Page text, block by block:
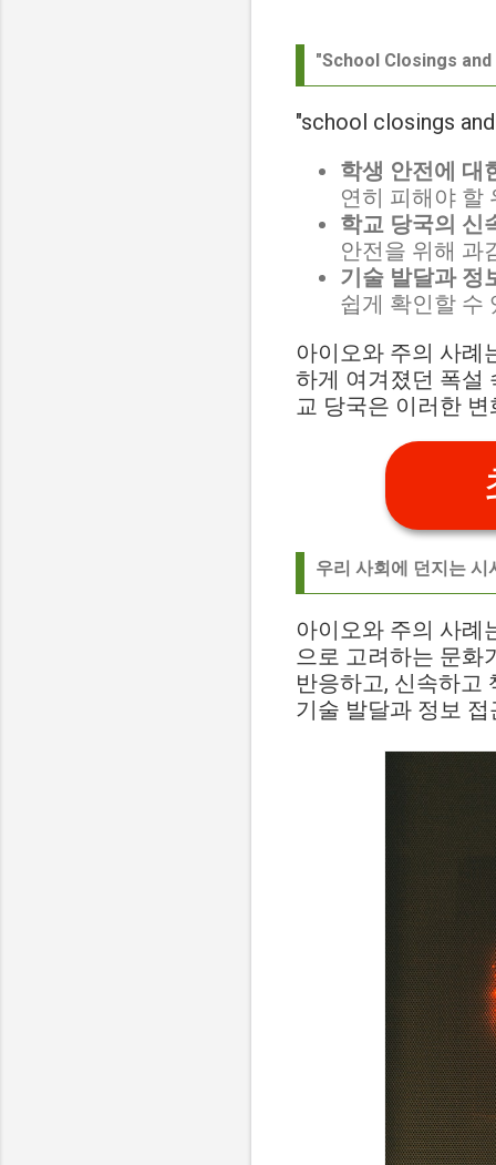
"School Closings and
"school closings
학생 안전에 대
연히 피해야 할
학교 당국의 신
안전을 위해 과
기술 발달과 정
쉽게 확인할 수
아이오와 주의 사례
하게 여겨졌던 폭설
교 당국은 이러한
우리 사회에 던지는 시
아이오와 주의 사례
으로 고려하는 문화
반응하고, 신속하고
기술 발달과 정보